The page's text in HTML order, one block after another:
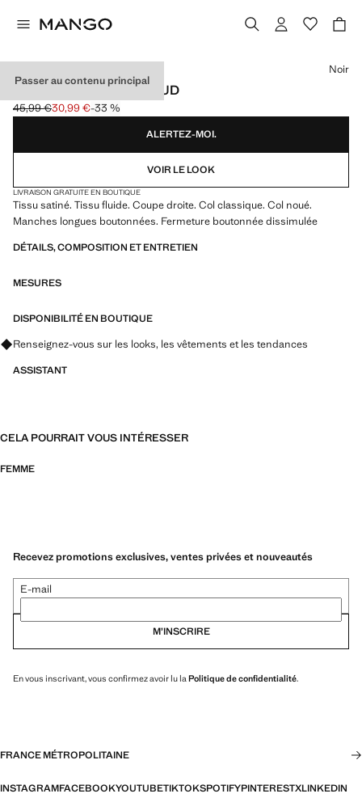
Passer au contenu principal
CHEMISE SATINÉE NŒUD
Prix initial barré [45,99 € ]
45,99 €
Prix actuel [30,99 € ]
30,99 €-33 %
Choisissez une couleur
Noir
ALERTEZ-MOI.
VOIR LE LOOK
LIVRAISON GRATUITE EN BOUTIQUE
Tissu satiné. Tissu fluide. Coupe droite. Col classique. Col noué.
Manches longues boutonnées. Fermeture boutonnée dissimulée
DÉTAILS, COMPOSITION ET ENTRETIEN
MESURES
DISPONIBILITÉ EN BOUTIQUE
Renseignez-vous sur les looks, les vêtements et les tendances
ASSISTANT
CELA POURRAIT VOUS INTÉRESSER
FEMME
Recevez promotions exclusives, ventes privées et nouveautés
E-mail
M’INSCRIRE
En vous inscrivant, vous confirmez avoir lu la Politique de confidentialité.
FRANCE MÉTROPOLITAINE
INSTAGRAMFACEBOOKYOUTUBETIKTOKSPOTIFYPINTERESTXLINKEDIN